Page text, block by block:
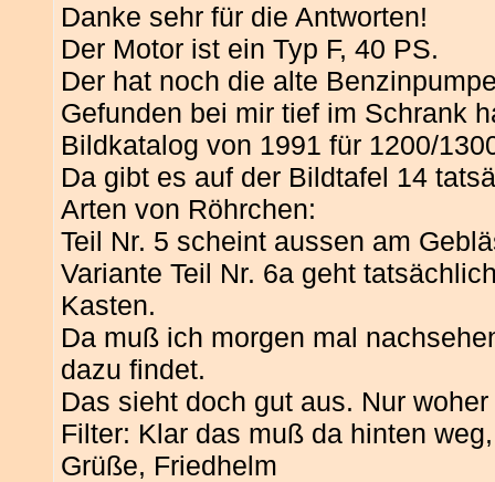
Danke sehr für die Antworten!
Der Motor ist ein Typ F, 40 PS.
Der hat noch die alte
Gefunden bei mir tief im Schrank
Bildkatalog von 1991 für 1200/
Da gibt es auf der Bildtafel 14
Arten von Röhrchen:
Teil Nr. 5 scheint aussen am
Variante Teil Nr. 6a geht
Kasten.
Da muß ich morgen mal
dazu findet.
Das sieht doch gut aus. Nur
Filter: Klar das muß da hinten
Grüße, Friedhelm